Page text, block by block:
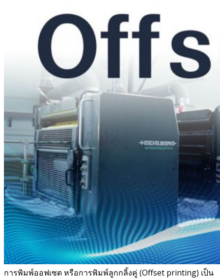
การพิมพ์ออฟเซต หรือการพิมพ์ลูกกลิ้งคู่ (Offset printing) เป็น